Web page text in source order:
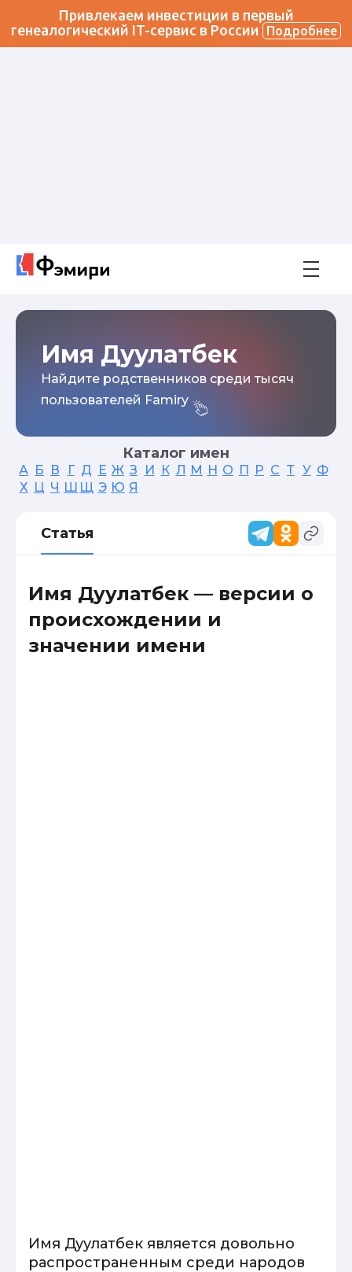
Привлекаем инвестиции в первый
генеалогический IT-сервис в России
Подробнее
Имя Дуулатбек
Найдите родственников среди тысяч
пользователей Famiry
Каталог имен
А Б В Г Д Е Ж З И К Л М Н О П Р С Т У Ф
Х Ц Ч Ш Щ Э Ю Я
Статья
Имя Дуулатбек — версии о
происхождении и
значении имени
Имя Дуулатбек является довольно
распространенным среди народов